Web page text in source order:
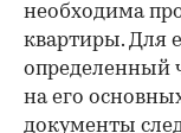
необходима
квартиры. Для
определенный
на его
документы